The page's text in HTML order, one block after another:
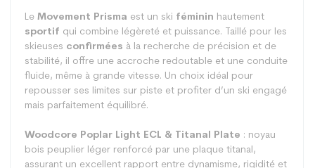
Le Movement Prisma est un ski féminin hautement
sportif qui combine légèreté et puissance. Taillé pour les
skieuses confirmées à la recherche de précision et de
stabilité, il offre une accroche redoutable et une conduite
fluide, même à grande vitesse. Un choix idéal pour
repousser ses limites sur piste et profiter d’un ski engagé
mais parfaitement équilibré.
Woodcore Poplar Light ECL & Titanal Plate : noyau
bois peuplier léger renforcé par une plaque titanal,
assurant un excellent rapport entre dynamisme, rigidité et